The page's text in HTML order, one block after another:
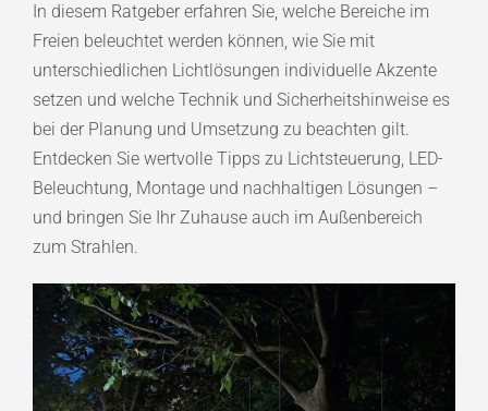
In diesem Ratgeber erfahren Sie, welche Bereiche im
Freien beleuchtet werden können, wie Sie mit
unterschiedlichen Lichtlösungen individuelle Akzente
setzen und welche Technik und Sicherheitshinweise es
bei der Planung und Umsetzung zu beachten gilt.
Entdecken Sie wertvolle Tipps zu Lichtsteuerung, LED-
Beleuchtung, Montage und nachhaltigen Lösungen –
und bringen Sie Ihr Zuhause auch im Außenbereich
zum Strahlen.